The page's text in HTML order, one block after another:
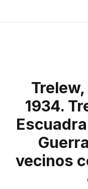
1934.
vecinos